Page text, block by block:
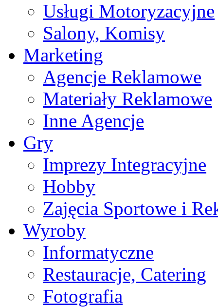
Usługi Motoryzacyjne
Salony, Komisy
Marketing
Agencje Reklamowe
Materiały Reklamowe
Inne Agencje
Gry
Imprezy Integracyjne
Hobby
Zajęcia Sportowe i
Wyroby
Informatyczne
Restauracje, Catering
Fotografia